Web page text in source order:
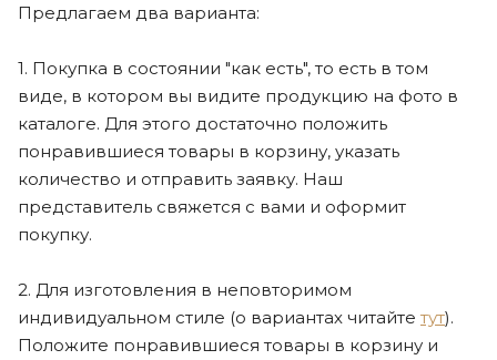
Предлагаем два варианта:
1. Покупка в состоянии "как есть", то есть в том
виде, в котором вы видите продукцию на фото в
каталоге. Для этого достаточно положить
понравившиеся товары в корзину, указать
количество и отправить заявку. Наш
представитель свяжется с вами и оформит
покупку.
2. Для изготовления в неповторимом
индивидуальном стиле (о вариантах читайте тут).
Положите понравившиеся товары в корзину и